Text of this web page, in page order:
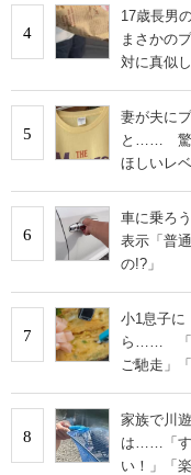
製造業のIT導入・活用
モノづくり技術者専門
エレクトロニクス専門
電子設計の基本と応用
エネルギーの専門メデ
建設×テクノロジーの
ちょっと気になるネッ
4
17歳長男
まさかの
対に真似し
5
妻が夫に
と…… 驚
ほしいレベ
6
車に乗ろ
表示「普
の!?」
7
小1息子に
ら…… 「1
ご馳走」
8
家族で川
は……「す
い！」「